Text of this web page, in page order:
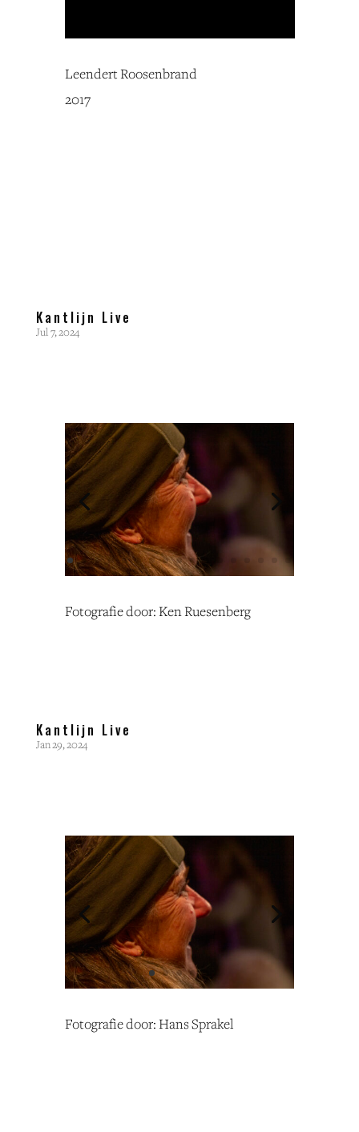
Leendert Roosenbrand
2017
Kantlijn Live
Jul 7, 2024
Fotografie door: Ken Ruesenberg
Kantlijn Live
Jan 29, 2024
Fotografie door: Hans Sprakel